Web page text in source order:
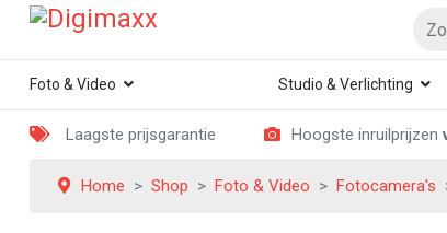
Foto & Video Studio & Verlichting
Laagste prijsgarantie Hoogste inruilprijzen
Home Shop Foto & Video Fotocamera's